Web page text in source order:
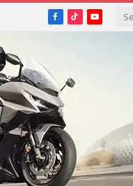
Facebook
TikTokYouTube